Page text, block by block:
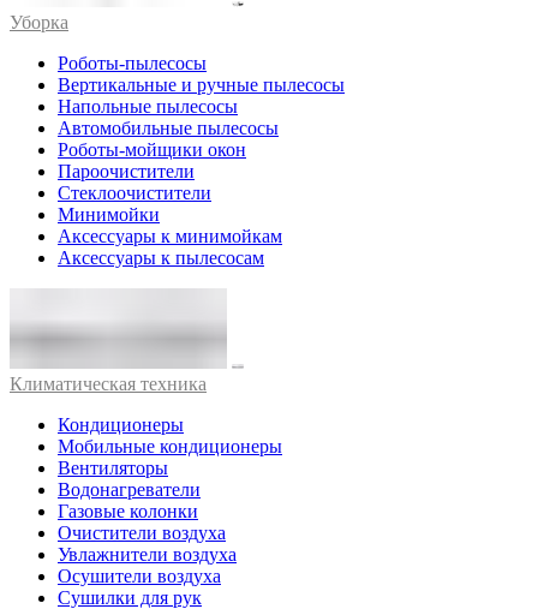
Уборка
Роботы-пылесосы
Вертикальные и ручные пылесосы
Напольные пылесосы
Автомобильные пылесосы
Роботы-мойщики окон
Пароочистители
Стеклоочистители
Минимойки
Аксессуары к минимойкам
Аксессуары к пылесосам
Климатическая техника
Кондиционеры
Мобильные кондиционеры
Вентиляторы
Водонагреватели
Газовые колонки
Очистители воздуха
Увлажнители воздуха
Осушители воздуха
Сушилки для рук